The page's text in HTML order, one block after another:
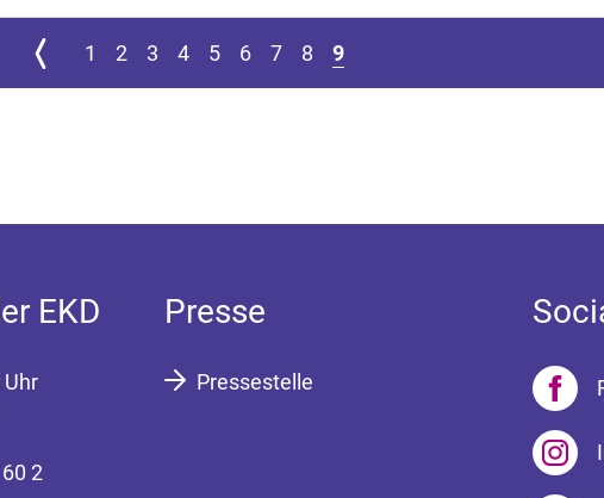
Seite springen
Zur vorherigen Seite
1 2 3 4 5 6 7 8 9
EKD
Uhr
2
Presse
Pressestelle